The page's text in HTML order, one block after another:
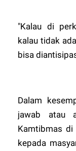
"Kalau di
kalau tidak
bisa
Dalam
jawab atau
Kamtibmas di
kepada